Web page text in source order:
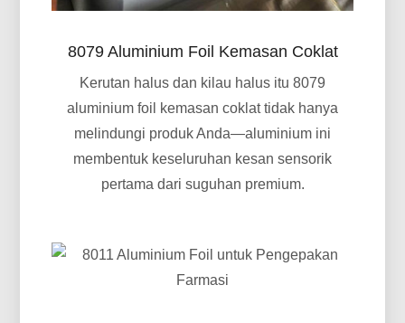
8079 Aluminium Foil Kemasan Coklat
Kerutan halus dan kilau halus itu 8079
aluminium foil kemasan coklat tidak hanya
melindungi produk Anda—aluminium ini
membentuk keseluruhan kesan sensorik
pertama dari suguhan premium.